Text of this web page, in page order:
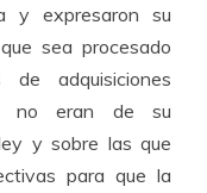
y expresaron su
sea procesado
de adquisiciones
no eran de su
y sobre las que
para que la